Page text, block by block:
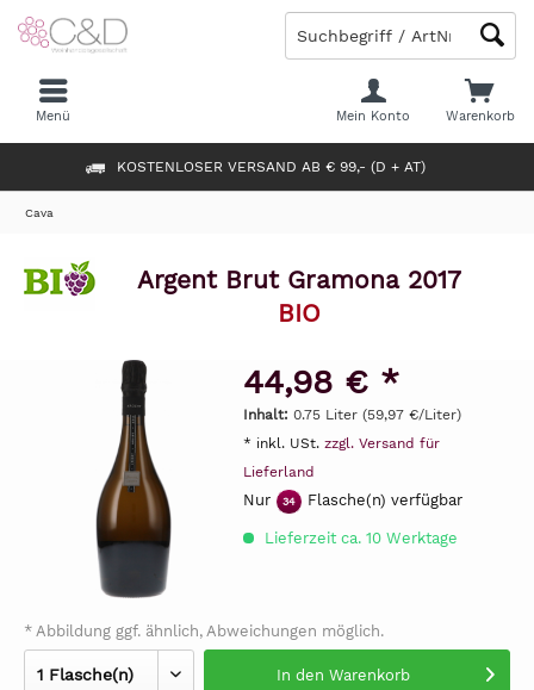
KOSTENLOSER VERSAND AB € 99,- (D + AT)
Warenkorb
Mein Konto
Menü
Cava
Argent Brut Gramona 2017
BIO
44,98 € *
Inhalt: 0.75 Liter (59,97 €/Liter)
* inkl. USt. zzgl. Versand für
Lieferland
Nur 34 Flasche(n) verfügbar
Lieferzeit ca. 10 Werktage
* Abbildung ggf. ähnlich, Abweichungen möglich.
In den Warenkorb